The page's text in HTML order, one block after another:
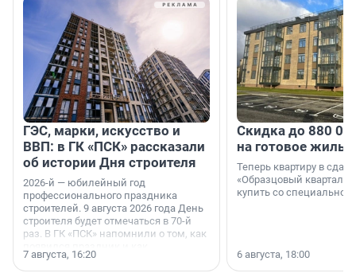
ГЭС, марки, искусство и
ВВП: в ГК «ПСК» рассказали
об истории Дня строителя
2026-й — юбилейный год
профессионального праздника
строителей. 9 августа 2026 года День
строителя будет отмечаться в 70-й
раз. В ГК «ПСК» напомнили о том, как
поменялась роль строительства.
7 августа, 16:20
Скидка до 880
на готовое
Теперь квартиру в
«Образцовый квартал
купить со специальной
6 августа, 18:00